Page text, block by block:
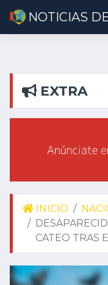
NOTICIAS
EXTRA
DETIENEN EN TEUCHITLÁN A PRESUNTOS INTEGRANTES DE GRUPO DELICTIVO
INICIO
CATEO TRAS